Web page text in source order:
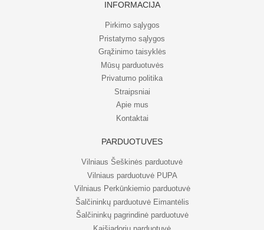
INFORMACIJA
Pirkimo sąlygos
Pristatymo sąlygos
Grąžinimo taisyklės
Mūsų parduotuvės
Privatumo politika
Straipsniai
Apie mus
Kontaktai
PARDUOTUVĖS
Vilniaus Šeškinės parduotuvė
Vilniaus parduotuvė PUPA
Vilniaus Perkūnkiemio parduotuvė
Šalčininkų parduotuvė Eimantėlis
Šalčininkų pagrindinė parduotuvė